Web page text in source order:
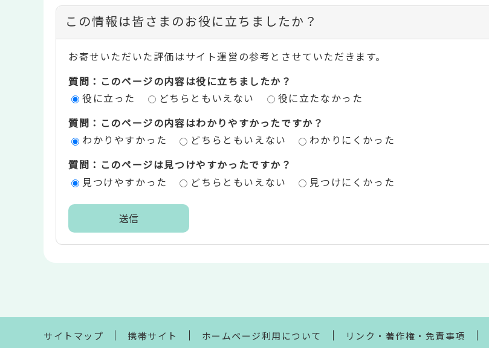
コ
ン
テ
ン
評
エ
この情報は皆さまのお役に立ちましたか？
お寄せいただいた評価はサイト運営の参考とさせていただきます。
質問：このページの内容は役に立ちましたか？
役に立った
どちらともいえない
役に立たなかった
質問：このページの内容はわかりやすかったですか？
わかりやすかった
どちらともいえない
わかりにくかった
質問：このページは見つけやすかったですか？
見つけやすかった
どちらともいえない 見つけにくかった
サイトマップ 携帯サイト ホームページ利用について リンク・著作権・免責事項